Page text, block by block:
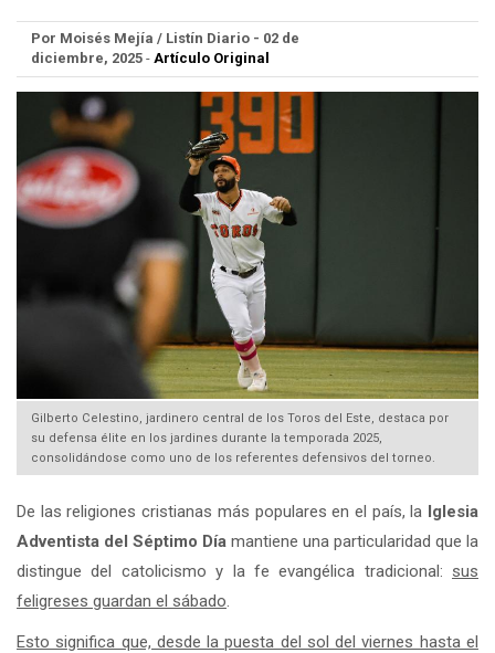
Por Moisés Mejía / Listín Diario - 02 de
diciembre, 2025 - Artículo Original
Gilberto Celestino, jardinero central de los Toros del Este, destaca por
su defensa élite en los jardines durante la temporada 2025,
consolidándose como uno de los referentes defensivos del torneo.
De las religiones cristianas más populares en el país, la Iglesia
Adventista del Séptimo Día mantiene una particularidad que la
distingue del catolicismo y la fe evangélica tradicional: sus
feligreses guardan el sábado
Esto significa que, desde la puesta del sol del viernes hasta el